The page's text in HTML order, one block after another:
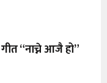
“नाच्ने आजै हो”